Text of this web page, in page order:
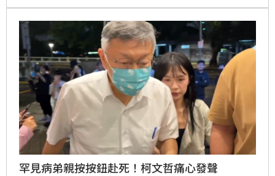
已鎖定一名年約50至60歲的女車主，將全力追緝到案
以釐清真相。此慘劇引發社會對交通安全與肇逃刑責的
高度關注。
罕見病弟親按按鈕赴死！柯文哲痛心發聲